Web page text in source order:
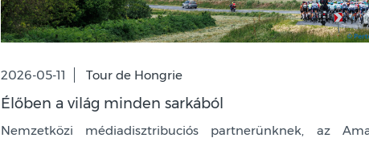
2026-05-11 Tour de Hongrie
Élőben a világ minden sarkából
Nemzetközi médiadisztribuciós partnerünknek, az